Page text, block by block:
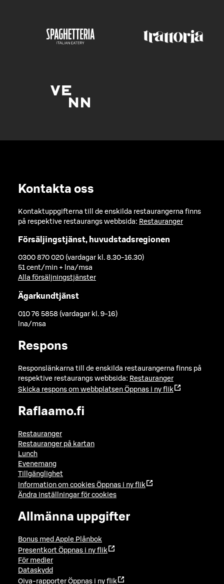
Kontakta oss
Kontaktuppgifterna till de enskilda restaurangerna finns
på respektive restaurangs webbsida: Restauranger
Försäljingstjänst, huvudstadsregionen
0300 870 020 (vardagar kl. 8.30-16.30)
51 cent/min + lna/msa
Alla försäljningstjänster
Ägarkundtjänst
010 76 5858 (vardagar kl. 9-16)
lna/msa
Respons
Responslänkarna till de enskilda restaurangerna finns på
respektive restaurangs webbsida: Restauranger
Skicka respons om webbplatsen Öppnas i ny flik
Raflaamo.fi
Restauranger
Restauranger på kartan
Lunch
Evenemang
Tillgänglighet
Information om cookies Öppnas i ny flik
Ändra inställningar för cookies
Allmänna uppgifter
Bonus med Apple Plånbok
Presentkort Öppnas i ny flik
För medier
Dataskydd
Oiva-rapporter Öppnas i ny flik